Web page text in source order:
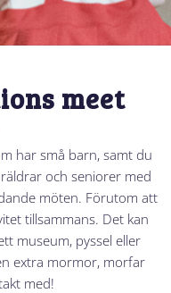
meet
har små barn, samt du
och seniorer med
möten. Förutom att
tillsammans. Det kan
museum, pyssel eller
extra mormor, morfar
med!